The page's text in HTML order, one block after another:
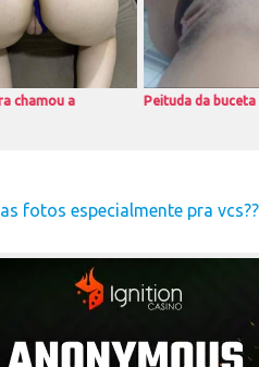
chamou a
Peituda da
fotos especialmente pra